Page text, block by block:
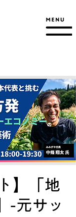
】「地
-元サッ